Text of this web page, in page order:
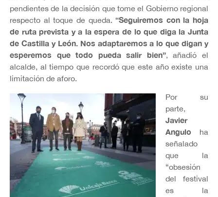
pendientes de la decisión que tome el Gobierno regional
respecto al toque de queda. “Seguiremos con la hoja
de ruta prevista y a la espera de lo que diga la Junta
de Castilla y León. Nos adaptaremos a lo que digan y
esperemos que todo pueda salir bien”, añadió el
alcalde, al tiempo que recordó que este año existe una
limitación de aforo.
Por su
parte,
Javier
Angulo ha
señalado
que la
“obsesión
del festival
es la